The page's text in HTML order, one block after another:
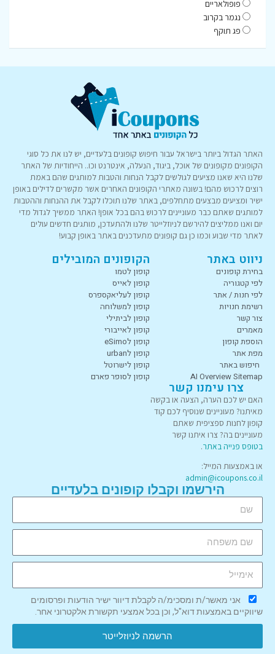
פופולאריים
נגמר בקרוב
פג תוקף
האתר הגדול ביותר בישראל עבור חיפוש קופונים בלעדיים, יש לנו את כל סוגי
הקופונים מקופונים של אוכל, ביגוד, הנעלה, אינטרנט וכו.. הייחודיות של האתר
שלנו היא שאנו מציעים לגולשים לקבל הנחות והטבות למותגים שהם באמת
רוצים לרכוש מהם! בשונה מאתרי הקופונים האחרים אשר מקשרים לדילים באופן
ישיר ומציעים מבצעים מתחלפים, באתר שלנו תוכלו לקבל את ההנחות וההטבות
למותגים שאתם כבר מעוניינים לרכוש בהם בכל אופן! האתר ממשיך לגדול מדי
יום ואנו ממליצים להירשם לניוזלייטר שלנו ולהתעדכן, מותגים חדשים עולים
לאתר מדי שבוע וכמו כן גם קופונים מתעדכנים באתר באופן קבוע!
ניווט באתר
בחירת קופונים
לפי קטגוריה
לפי חנות / אתר
רשימת חנויות
צור קשר
מאמרים
הוספת קופון
מפת אתר
חיפוש באתר
AI Overview Sitemap
הקופונים המובילים
קופון לטמו
קופון לאייס
קופון לעליאקספרס
קופון למשלוחה
קופון לביתילי
קופון לאייבורי
קופון לeSimo
קופון לurban
קופון לישרוטל
קופון לסופר פארם
צרו עימנו קשר
האם יש לכם הערה, הצעה או בקשה
מאיתנו? מעוניינים שנוסיף לכם קוד
קופון לחנות ספציפית שאתם
מעוניינים בה? צרו איתנו קשר
בטופס פנייה באתר.
או באמצעות המייל:
admin@icoupons.co.il
הירשמו וקבלו קופונים בלעדיים
אני מאשר/ת ומסכימ/ה לקבלת דיוור ישיר הודעות ופרסומים
שיווקיים באמצעות דוא"ל, וכן בכל אמצעי תקשורת אלקטרוני אחר.
הרשמה לניוזלייטר